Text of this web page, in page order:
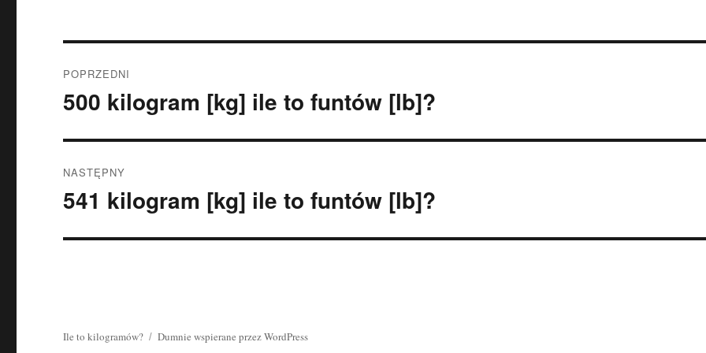
wpisu
POPRZEDNI
Poprzedni
500 kilogram [kg] ile to funtów [lb]?
NASTĘPNY
Następny
541 kilogram [kg] ile to funtów [lb]?
Ile to kilogramów? Dumnie wspierane przez WordPress